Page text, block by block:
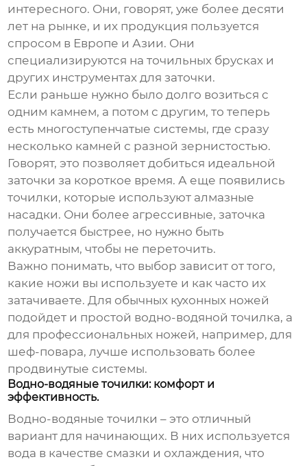
интересного. Они, говорят, уже более десяти
лет на рынке, и их продукция пользуется
спросом в Европе и Азии. Они
специализируются наточильных брусках и
других инструментах для заточки.
Если раньше нужно было долго возиться с
одним камнем, а потом с другим, то теперь
есть многоступенчатые системы, где сразу
несколько камней с разной зернистостью.
Говорят, это позволяет добиться идеальной
заточки за короткое время. А еще появились
точилки, которые используют алмазные
насадки. Они более агрессивные, заточка
получается быстрее, но нужно быть
аккуратным, чтобы не переточить.
Важно понимать, что выбор зависит от того,
какие ножи вы используете и как часто их
затачиваете. Для обычных кухонных ножей
подойдет и простой водно-водяной точилка, а
для профессиональных ножей, например, для
шеф-повара, лучше использовать более
продвинутые системы.
Водно-водяные точилки: комфорт и
эффективность.
Водно-водяные точилки – это отличный
вариант для начинающих. В них используется
вода в качестве смазки и охлаждения, что